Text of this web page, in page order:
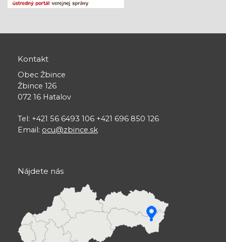
Kontakt
Obec Žbince
Žbince 126
072 16 Hatalov
Tel: +421 56 6493 106 +421 696 850 126
Email: ocu@zbince.sk
Nájdete nás